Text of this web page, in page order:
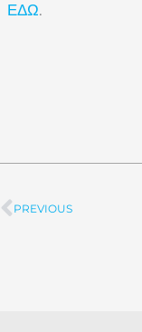
ΕΔΩ.
Prev
PREVIOUS